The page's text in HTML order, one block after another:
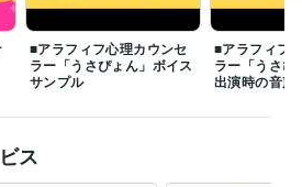
ヤを少しでも早く手放し、心穏やかに過ご
いたします。どんなことでもお気軽にご相
「この後お電話できますか？」などメッセ
ご相談予約を承ります。
■アラフィフ心理カウンセ
ラー「うさぴょん」ボイス
サンプル
■アラフィフ
ラー「うさぴ
出演時の音声
ス